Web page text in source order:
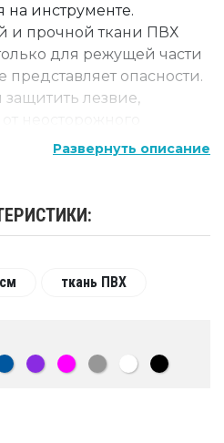
инструменте.
и прочной ткани ПВХ
для режущей части
представляет опасности.
защитить лезвие,
неосторожного
с твердыми
транспорте, а также для
Развернуть описание
ткань ПВХ